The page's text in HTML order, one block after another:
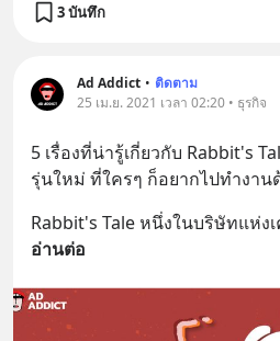
3 บันทึก
Ad Addict • ติดตาม
25 เม.ย. 2021 เวลา 02:20 • ธุรกิจ
5 เรื่องที่น่ารู้เกี่ยวกับ Rabbit's
รุ่นใหม่ ที่ใครๆ ก็อยากไปทำงาน
Rabbit's Tale หนึ่งในบริษัทแห่ง
อ่านต่อ